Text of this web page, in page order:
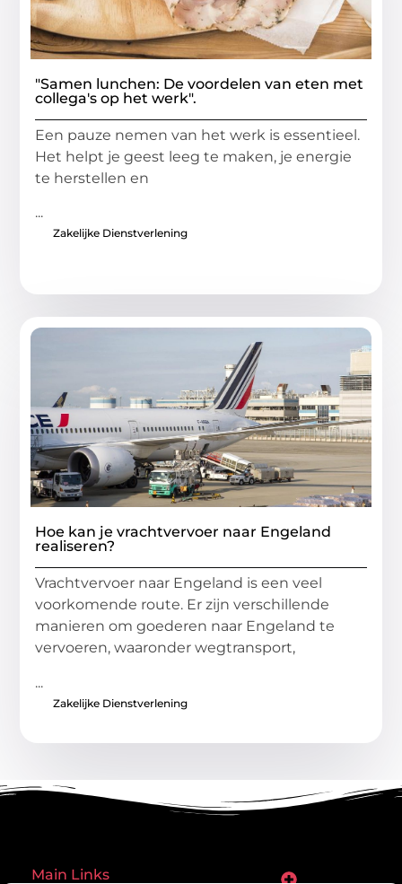
"Samen lunchen: De voordelen van eten met
collega's op het werk".
Een pauze nemen van het werk is essentieel.
Het helpt je geest leeg te maken, je energie
te herstellen en
...
Zakelijke Dienstverlening
Hoe kan je vrachtvervoer naar Engeland
realiseren?
Vrachtvervoer naar Engeland is een veel
voorkomende route. Er zijn verschillende
manieren om goederen naar Engeland te
vervoeren, waaronder wegtransport,
...
Zakelijke Dienstverlening
Main Links